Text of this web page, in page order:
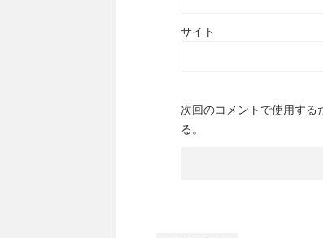
サイト
次回のコメントで使用する
る。